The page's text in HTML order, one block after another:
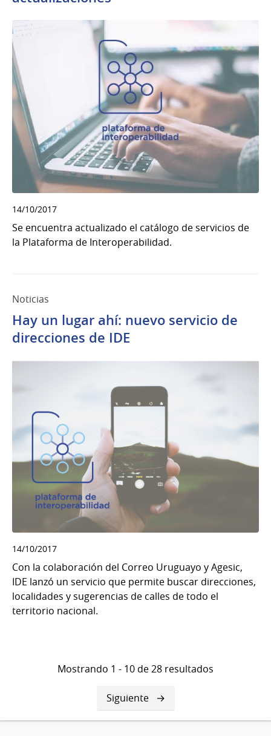
14/10/2017
Se encuentra actualizado el catálogo de servicios de
la Plataforma de Interoperabilidad.
Noticias
Hay un lugar ahí: nuevo servicio de
direcciones de IDE
14/10/2017
Con la colaboración del Correo Uruguayo y Agesic,
IDE lanzó un servicio que permite buscar direcciones,
localidades y sugerencias de calles de todo el
territorio nacional.
Mostrando 1 - 10 de 28 resultados
Siguiente
página
Siguiente